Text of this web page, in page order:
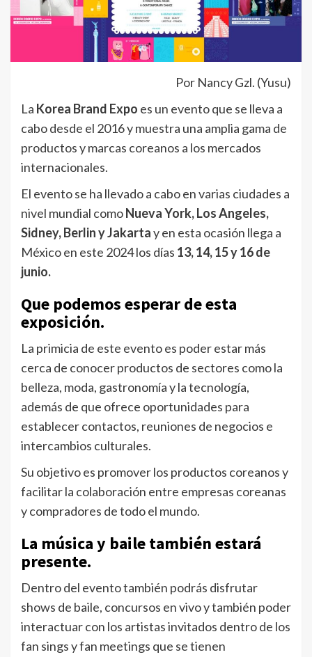
Por Nancy Gzl. (Yusu)
La Korea Brand Expo es un evento que se lleva a
cabo desde el 2016 y muestra una amplia gama de
productos y marcas coreanos a los mercados
internacionales.
El evento se ha llevado a cabo en varias ciudades a
nivel mundial comoNueva York, Los Angeles,
Sidney, Berlin y Jakartay en esta ocasión llega a
México en este 2024 los días 13, 14, 15 y 16 de
junio.
Que podemos esperar de esta
exposición.
La primicia de este evento es poder estar más
cerca de conocer productos de sectores como la
belleza, moda, gastronomía y la tecnología,
además de que ofrece oportunidades para
establecer contactos, reuniones de negocios e
intercambios culturales.
Su objetivo es promover los productos coreanos y
facilitar la colaboración entre empresas coreanas
y compradores de todo el mundo.
La música y baile también estará
presente.
Dentro del evento también podrás disfrutar
shows de baile, concursos en vivo y también poder
interactuar con los artistas invitados dentro de los
fan sings y fan meetings que se tienen